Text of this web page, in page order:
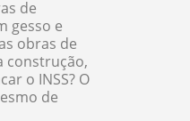
de
gesso e
obras de
construção,
o INSS? O
de